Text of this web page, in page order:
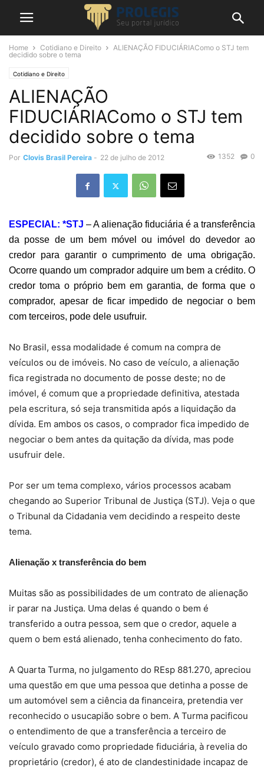
Home Cotidiano e Direito
ALIENAÇÃO FIDUCIÁRIAComo o STJ tem
decidido sobre o tema
Cotidiano e Direito
ALIENAÇÃO
FIDUCIÁRIAComo o STJ tem
decidido sobre o tema
Por Clovis Brasil Pereira - 22 de julho de 2012 0
1352
ESPECIAL: *STJ – A alienação fiduciária é a transferência
da posse de um bem móvel ou imóvel do devedor ao
credor para garantir o cumprimento de uma obrigação.
Ocorre quando um comprador adquire um bem a crédito. O
credor toma o próprio bem em garantia, de forma que o
comprador, apesar de ficar impedido de negociar o bem
com terceiros, pode dele usufruir.
No Brasil, essa modalidade é comum na compra de
veículos ou de imóveis. No caso de veículo, a alienação
fica registrada no documento de posse deste; no de
imóvel, é comum que a propriedade definitiva, atestada
pela escritura, só seja transmitida após a liquidação da
dívida. Em ambos os casos, o comprador fica impedido de
negociar o bem antes da quitação da dívida, mas pode
usufruir dele.
Por ser um tema complexo, vários processos acabam
chegando ao Superior Tribunal de Justiça (STJ). Veja o que
o Tribunal da Cidadania vem decidindo a respeito deste
tema.
Alienação x transferência do bem
Muitas são as possibilidades de um contrato de alienação
ir parar na Justiça. Uma delas é quando o bem é
transferido a outra pessoa, sem que o credor, aquele a
quem o bem está alienado, tenha conhecimento do fato.
A Quarta Turma, no julgamento do REsp 881.270, apreciou
uma questão em que uma pessoa que detinha a posse de
um automóvel sem a ciência da financeira, pretendia ver
reconhecido o usucapião sobre o bem. A Turma pacificou
o entendimento de que a transferência a terceiro de
veículo gravado como propriedade fiduciária, à revelia do
proprietário (credor), é ato de clandestinidade incapaz de